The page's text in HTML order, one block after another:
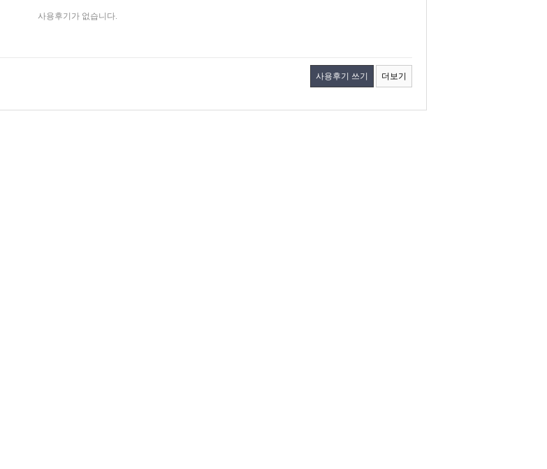
사용후기가 없습니다.
사용후기 쓰기 더보기